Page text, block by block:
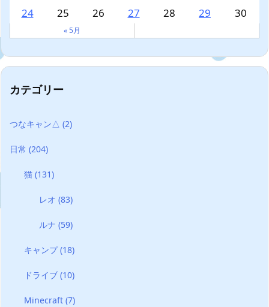
24
25 26 27 28 29 30
« 5月
カテゴリー
つなキャン△ (2)
日常 (204)
猫(131)
レオ (83)
ルナ (59)
キャンプ(18)
ドライブ(10)
Minecraft(7)